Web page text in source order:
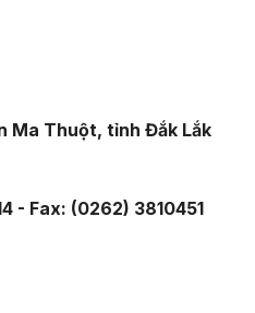
Ma Thuột, tỉnh Đắk Lắk
- Fax: (0262) 3810451